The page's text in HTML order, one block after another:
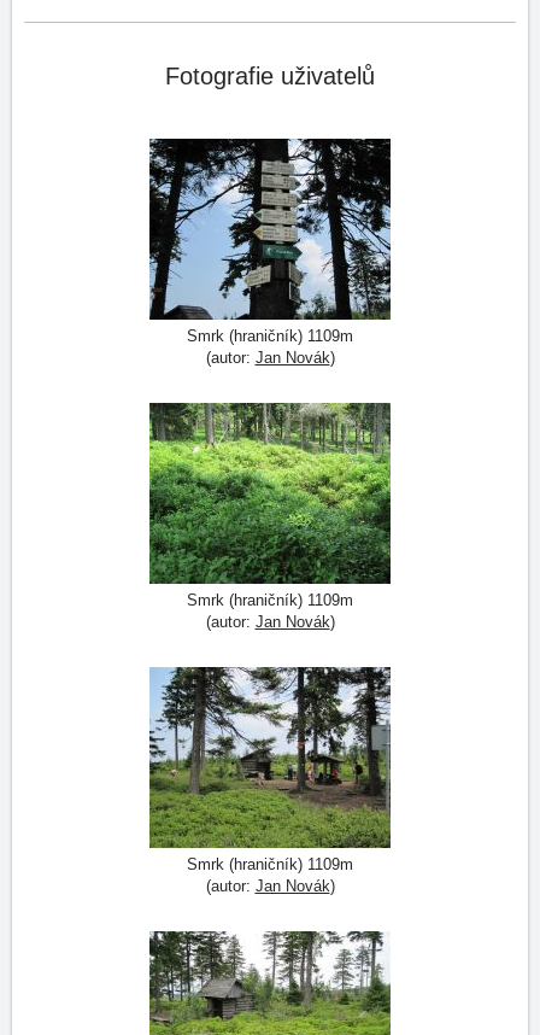
Fotografie uživatelů
Smrk (hraničník) 1109m
(autor: Jan Novák)
Smrk (hraničník) 1109m
(autor: Jan Novák)
Smrk (hraničník) 1109m
(autor: Jan Novák)